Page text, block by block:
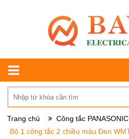
Trang chủ
Công tắc PANASONIC
Bộ 1 công tắc 2 chiều màu Đen